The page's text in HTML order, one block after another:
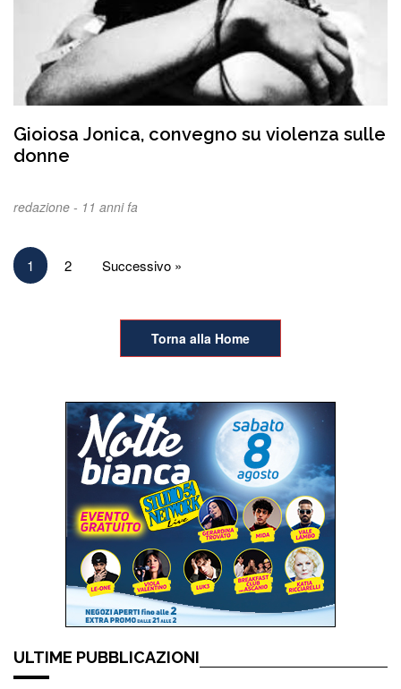
Gioiosa Jonica, convegno su violenza sulle
donne
redazione - 11 anni fa
Paginazione
1 2 Successivo »
Torna alla Home
ULTIME PUBBLICAZIONI